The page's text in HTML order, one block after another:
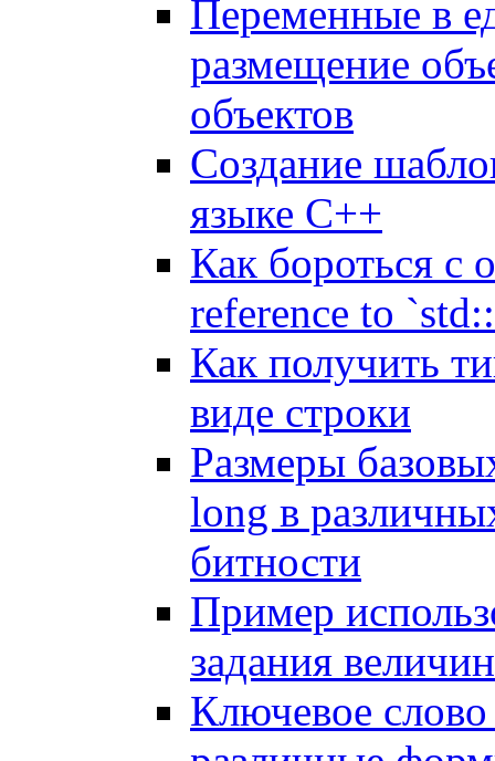
Переменные в
размещение
объектов
Создание
языке C++
Как бороться с
reference to
Как получить
виде строки
Размеры
long в
битности
Пример
задания
Ключевое